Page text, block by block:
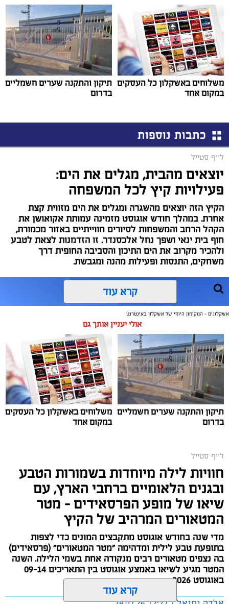
משלוחים באשקלון כל העסקים
במקום אחד
תיקון והתקנה שערים חשמליים
בדרום
כתבות נוספות
לייף סטייל
יוצאים מהבית, מגלים את הים:
פעילויות קיץ לכל המשפחה
הקיץ הזה יוצאים מהשגרה ומגלים את הים מזווית קצת
אחרת. במהלך חודש אוגוסט מזמינה עמותת אקואושן את
הקהל הרחב והמשפחות לסיורים חווייתיים באזור מכמורת,
חוף בית ינאי ושפך נחל אלכסנדר. זו הזדמנות לצאת לטבע
ולהכיר מקרוב את הים התיכון והסביבה החופית דרך
משחקים, התנסות ופעילות מהנה ומגבשת.
סיורי משפחות- צילום מיקה וולוב, אקואושן
אלדה נתנאל / 09:24 07.08.26
תגים:טיול
במהלך הפעילות יכירו המשתתפים את הטבע הייחודי של
אזור שפך נחל אלכסנדר, את בעלי החיים והצמחים
קרא עוד
אשקלונים - המקומון היומי של אשקלון באינטרנט
אולי יעניין אותך גם
תיקון והתקנה שערים חשמליים
בדרום
משלוחים באשקלון כל העסקים
במקום אחד
לייף סטייל
חוויות לילה מיוחדות בשמורות הטבע
ובגנים הלאומיים ברחבי הארץ, עם
שיאו של מופע הפרסאידים - מטר
המטאורים המרהיב של הקיץ
מדי שנה בחודש אוגוסט מתקבצים המונים כדי לצפות
בתופעת טבע לילית ומדהימה "מטר המטאורים" (פרסאידים)
בה נצפים מטאורים רבים מנקודה אחת בשמי הלילה. השנה
המטר מגיע לשיאו באמצע אוגוסט בין התאריכים 09-14
באוגוסט 2026.
קרא עוד